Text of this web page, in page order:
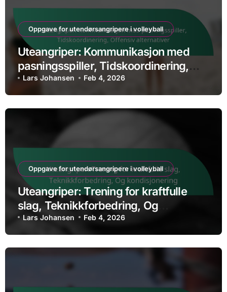
Oppgave for utendørsangripere i volleyball
Uteangriper: Kommunikasjon med
pasningsspiller, Tidskoordinering,
Offensiv alternativer
Lars Johansen Feb 4, 2026
Oppgave for utendørsangripere i volleyball
Uteangriper: Trening for kraftfulle
slag, Teknikkforbedring, Og
kondisjonering
Lars Johansen Feb 4, 2026